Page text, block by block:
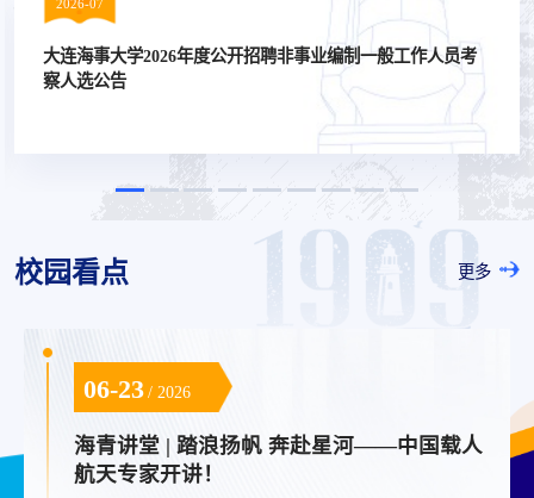
般工作人员考
大连海事大学附属学校2026年度公开招聘合
校园看点 更多
——中国载人 国家社科基金申报讲座